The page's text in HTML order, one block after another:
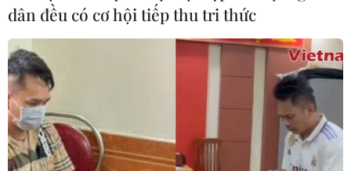
Quảng Ngãi: Kỳ vọng vào những
Trưởng thôn “GenZ” ở vùng sâu,
vùng xa
31/07/2026 23:00
“Bông hồng lai” Emoura Phạm đăng
quang Miss Grand Vietnam 2026
dân đều có cơ hội tiếp thu tri thức